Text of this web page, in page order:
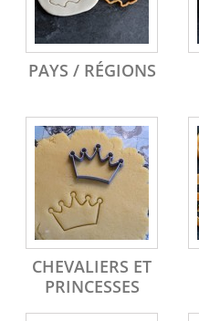
PAYS / RÉGIONS
CHEVALIERS ET
PRINCESSES